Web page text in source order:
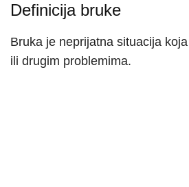
Definicija bruke
Bruka je neprijatna situacija
ili drugim problemima.